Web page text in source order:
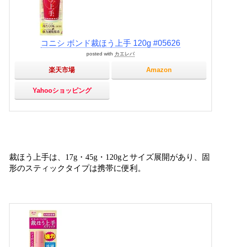
コニシ ボンド裁ほう上手 120g #05626
posted with カエレバ
楽天市場 Amazon
Yahooショッピング
裁ほう上手は、17g・45g・120gとサイズ展開があり、固
形のスティックタイプは携帯に便利。